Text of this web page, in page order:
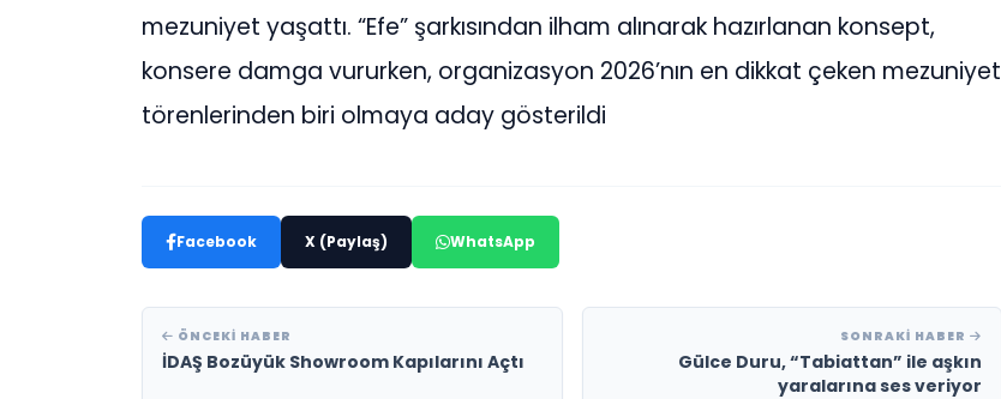
mezuniyet yaşattı. “Efe” şarkısından ilham alınarak hazırlanan konsept,
konsere damga vururken, organizasyon 2026’nın en dikkat çeken mezuniyet
törenlerinden biri olmaya aday gösterildi
Facebook X (Paylaş) WhatsApp
ÖNCEKI HABER
İDAŞ Bozüyük Showroom Kapılarını Açtı
SONRAKI HABER
Gülce Duru, “Tabiattan” ile aşkın
yaralarına ses veriyor